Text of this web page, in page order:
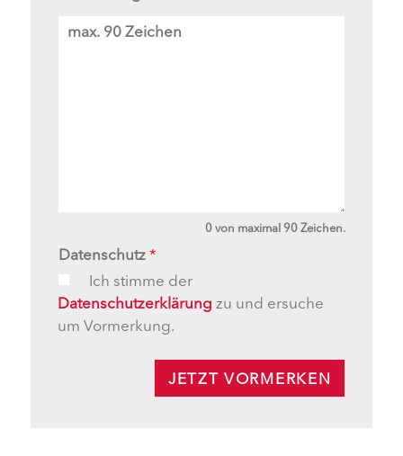
0 von maximal 90 Zeichen.
Datenschutz*
Ich stimme der
Datenschutzerklärung zu und ersuche
um Vormerkung.
JETZT VORMERKEN